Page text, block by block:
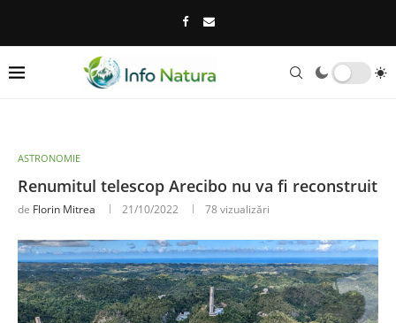
ASTRONOMIE
Renumitul telescop Arecibo nu va fi reconstruit
de Florin Mitrea 21/10/2022 78 vizualizări